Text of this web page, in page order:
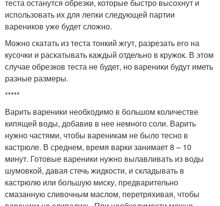
теста останутся обрезки, которые быстро высохнут и
использовать их для лепки следующей партии
вареников уже будет сложно.
Можно скатать из теста тонкий жгут, разрезать его на
кусочки и раскатывать каждый отдельно в кружок. В этом
случае обрезков теста не будет, но вареники будут иметь
разные размеры.
*****
Варить вареники необходимо в большом количестве
кипящей воды, добавив в нее немного соли. Варить
нужно частями, чтобы вареникам не было тесно в
кастрюле. В среднем, время варки занимает 8 – 10
минут. Готовые вареники нужно вылавливать из воды
шумовкой, давая стечь жидкости, и складывать в
кастрюлю или большую миску, предварительно
смазанную сливочным маслом, перетряхивая, чтобы